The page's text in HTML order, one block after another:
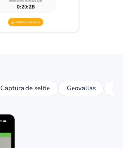
Captura de selfie Geovallas